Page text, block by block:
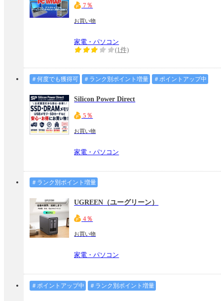
7％
お買い物
家電・パソコン
(1件)
＃何度でも獲得可 ＃ランク別ポイント増量 ＃ポイントアップ中
Silicon Power Direct
5％
お買い物
家電・パソコン
＃ランク別ポイント増量
UGREEN（ユーグリーン）
4％
お買い物
家電・パソコン
＃ポイントアップ中 ＃ランク別ポイント増量